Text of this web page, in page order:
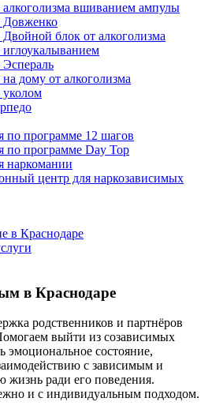
вшиванием ампулы
Довженко
блок от алкоголизма
дому от алкоголизма
по программе 12 шагов
по программе Day Top
наркомании
центр для наркозависимых
в Краснодаре
в Краснодаре
родственников и партнёров
выйти из созависимых
эмоциональное состояние,
с зависимым и
жизнь ради его поведения.
и с индивидуальным подходом.